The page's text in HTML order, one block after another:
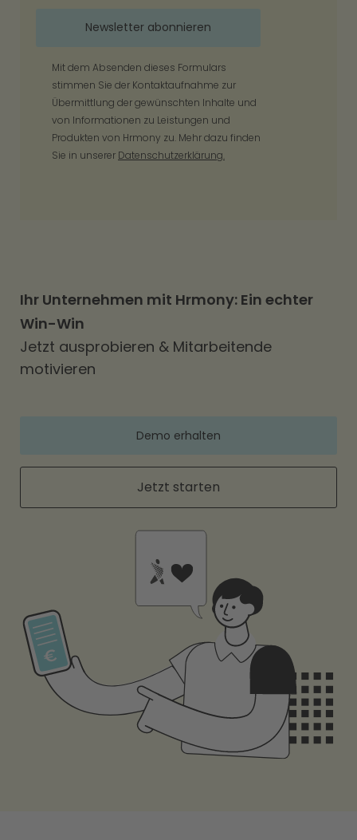
Mit dem Absenden dieses Formulars
stimmen Sie der Kontaktaufnahme zur
Übermittlung der gewünschten Inhalte und
von Informationen zu Leistungen und
Produkten von Hrmony zu. Mehr dazu finden
Sie in unserer Datenschutzerklärung.
Ihr Unternehmen mit Hrmony: Ein echter
Win-Win
Jetzt ausprobieren & Mitarbeitende
motivieren
Demo erhalten
Jetzt starten